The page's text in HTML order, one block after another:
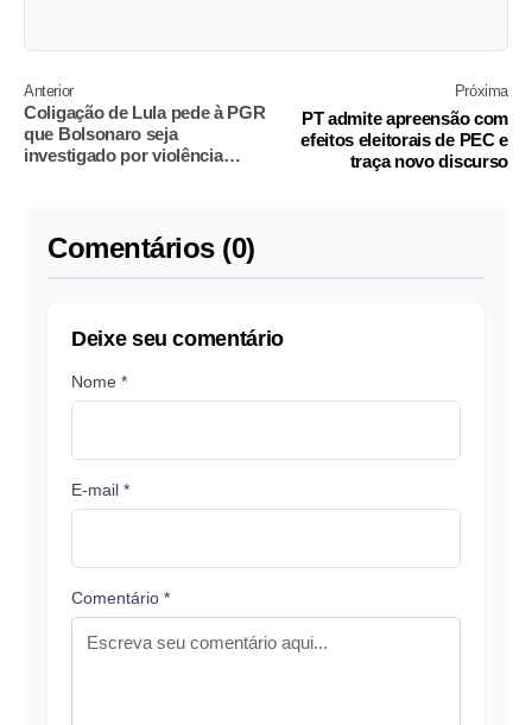
Anterior
Coligação de Lula pede à PGR
que Bolsonaro seja
investigado por violência
Próxima
PT admite apreensão com
efeitos eleitorais de PEC e
traça novo discurso
Comentários (0)
Deixe seu comentário
Nome *
E-mail *
Comentário *